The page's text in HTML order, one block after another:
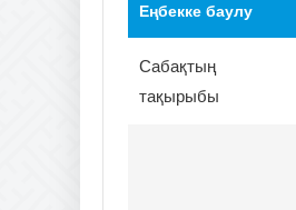
Еңбекке баулу
Сабақтың
тақырыбы